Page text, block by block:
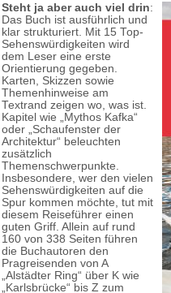
Steht ja aber auch viel drin:
Das Buch ist ausführlich und
klar strukturiert. Mit 15 Top-
Sehenswürdigkeiten wird
dem Leser eine erste
Orientierung gegeben.
Karten, Skizzen sowie
Themenhinweise am
Textrand zeigen wo, was ist.
Kapitel wie „Mythos Kafka“
oder „Schaufenster der
Architektur“ beleuchten
zusätzlich
Themenschwerpunkte.
Insbesondere, wer den vielen
Sehenswürdigkeiten auf die
Spur kommen möchte, tut mit
diesem Reiseführer einen
guten Griff. Allein auf rund
160 von 338 Seiten führen
die Buchautoren den
Pragreisenden von A
„Alstädter Ring“ über K wie
„Karlsbrücke“ bis Z zum